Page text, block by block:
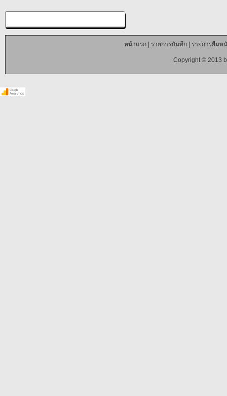
หน้าแรก| รายการบันทึก| รายการยืมห
Copyright © 2013